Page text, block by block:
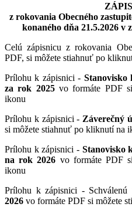
z rokovania Obecného
konaného dňa 21.5.2026 v
Celú zápisnicu z rokovania
PDF, si môžete stiahnuť po
Prílohu k zápisnici - Stanovisko
za rok 2025vo formáte PDF
ikonu
Prílohu k zápisnici - Záverečný
si môžete stiahnuť po kliknutí na
Prílohu k zápisnici - Stanovisko
na rok 2026 vo formáte PDF
ikonu
Prílohu k zápisnici - Schválenú
2026 vo formáte PDF si môžete